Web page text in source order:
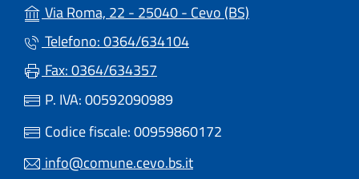
Via Roma, 22 - 25040 - Cevo (BS)
Telefono: 0364/634104
Fax: 0364/634357
P. IVA: 00592090989
Codice fiscale: 00959860172
info@comune.cevo.bs.it